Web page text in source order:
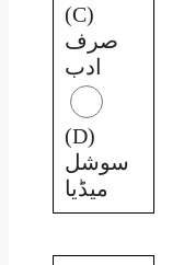
(C)
صرف
ادب
(D)
سوشل
میڈیا